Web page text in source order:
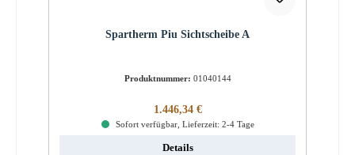
Spartherm Piu Sichtscheibe A
Produktnummer: 01040144
Regulärer Preis:
1.446,34 €
Sofort verfügbar, Lieferzeit: 2-4 Tage
Details